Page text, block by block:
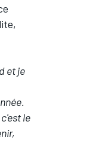
et je
le